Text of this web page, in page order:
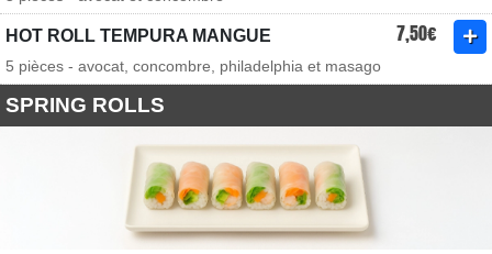
HOT ROLL TEMPURA MANGUE 7,50€
5 pièces - avocat, concombre, philadelphia et masago
SPRING ROLLS